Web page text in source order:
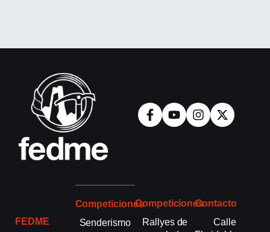
FEDME
Competiciones
Senderismo
Competiciones
Rallyes de
Contacto
Calle